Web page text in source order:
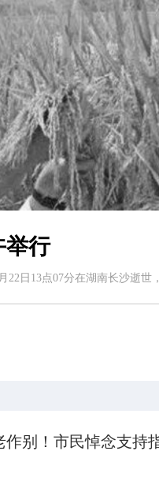
举行
日13点07分在湖南长沙逝世
别！市民悼念支持